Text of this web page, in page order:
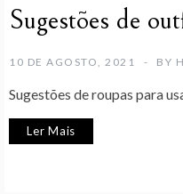
Sugestões de
10 DE AGOSTO, 2021 BY
Sugestões de roupas para
Ler Mais